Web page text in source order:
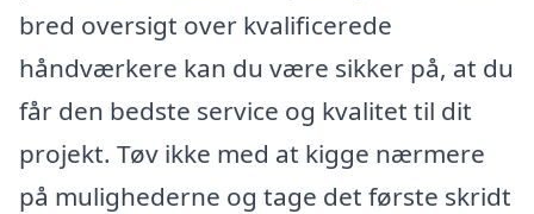
bred oversigt over kvalificerede
håndværkere kan du være sikker på, at du
får den bedste service og kvalitet til dit
projekt. Tøv ikke med at kigge nærmere
på mulighederne og tage det første skridt